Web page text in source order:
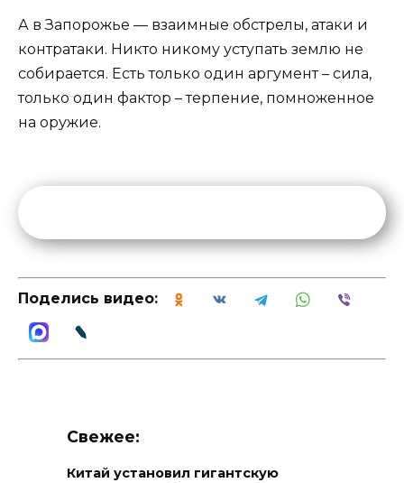
А в Запорожье — взаимные обстрелы, атаки и
контратаки. Никто никому уступать землю не
собирается. Есть только один аргумент – сила,
только один фактор – терпение, помноженное
на оружие.
Поделись видео:
Свежее:
Китай установил гигантскую